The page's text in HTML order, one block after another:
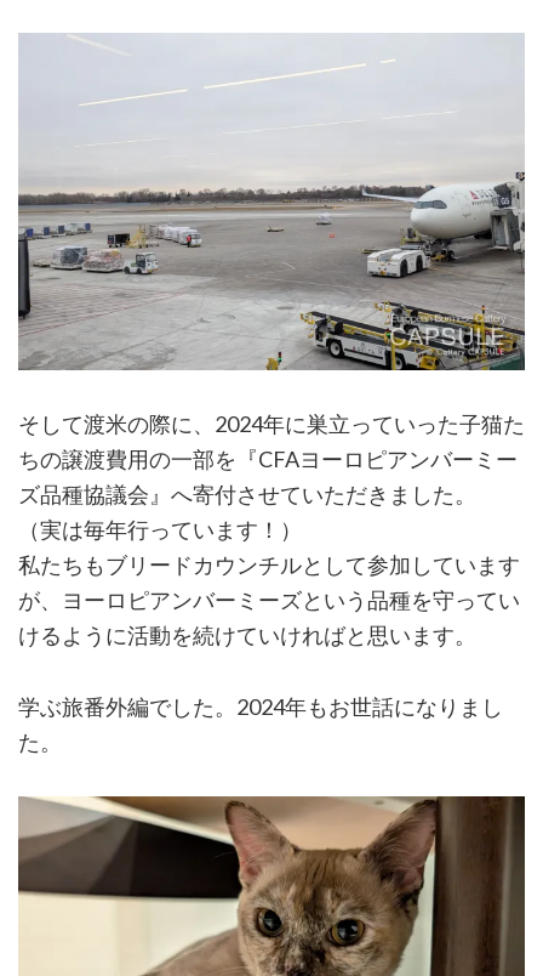
そして渡米の際に、2024年に巣立っていった子猫た
ちの譲渡費用の一部を『CFAヨーロピアンバーミー
ズ品種協議会』へ寄付させていただきました。
（実は毎年行っています！）
私たちもブリードカウンチルとして参加しています
が、ヨーロピアンバーミーズという品種を守ってい
けるように活動を続けていければと思います。
学ぶ旅番外編でした。2024年もお世話になりまし
た。